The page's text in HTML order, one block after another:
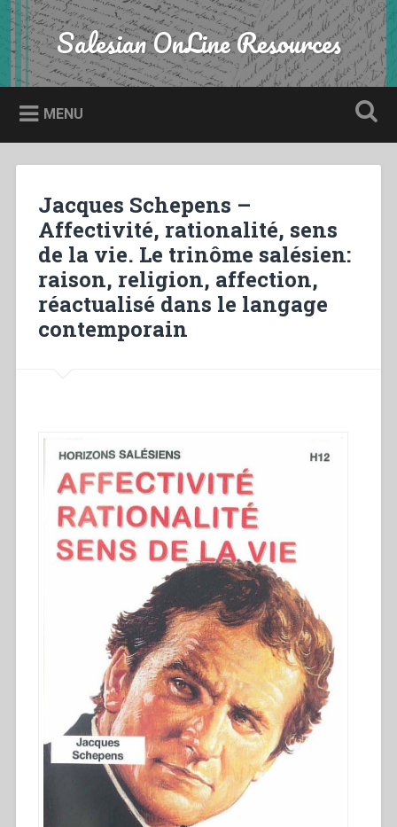
Skip
to
content
Search Salesian OnLine Resources
MENU
Jacques Schepens –
Affectivité, rationalité, sens
de la vie. Le trinôme salésien:
raison, religion, affection,
réactualisé dans le langage
contemporain